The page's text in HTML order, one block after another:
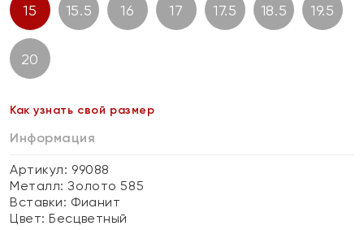
15 15.5 16 17 17.5 18.5 19.5
20
Как узнать свой размер
Информация
Артикул: 99088
Металл:Золото 585
Вставки: Фианит
Цвет:Бесцветный